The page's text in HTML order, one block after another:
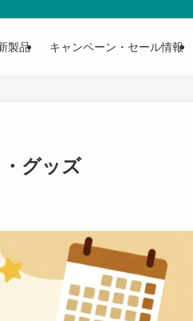
製品 キャンペーン・セール情報
グッズ